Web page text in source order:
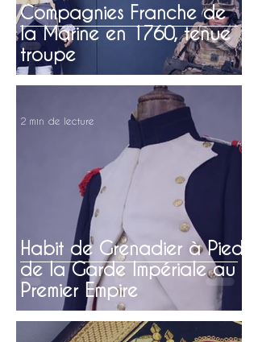
Compagnies Franche de
la Marine en 1760, tenue
troupe
Habit de Grenadier à Pied
de la Garde Impériale au
Premier Empire
2 min de lecture